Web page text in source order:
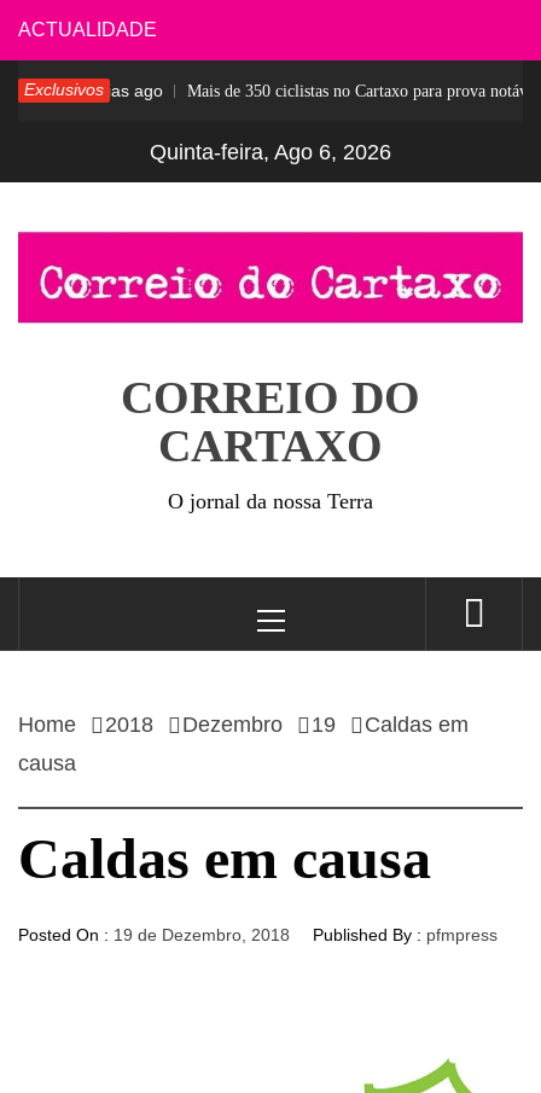
Skip
to
content
ACTUALIDADE
Exclusivos4 dias ago Mais de 350 ciclistas no Cartaxo para prova notável
Quinta-feira, Ago 6, 2026
CORREIO DO
CARTAXO
O jornal da nossa Terra
Menu
Home 2018 Dezembro 19
Caldas em
causa
Caldas em causa
Posted On : 19 de Dezembro, 2018 Published By : pfmpress